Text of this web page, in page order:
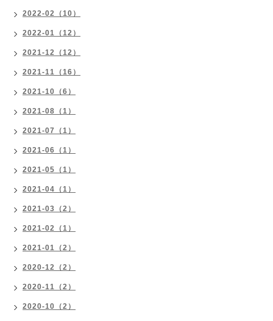
2022-02（10）
2022-01（12）
2021-12（12）
2021-11（16）
2021-10（6）
2021-08（1）
2021-07（1）
2021-06（1）
2021-05（1）
2021-04（1）
2021-03（2）
2021-02（1）
2021-01（2）
2020-12（2）
2020-11（2）
2020-10（2）